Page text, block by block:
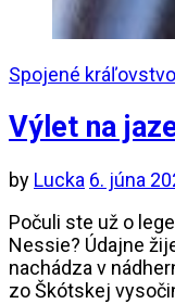
Spojené kráľovstvo
Výlet na
by Lucka 6. júna
Počuli ste už o
Nessie? Údajne
nachádza v
zo Škótskej